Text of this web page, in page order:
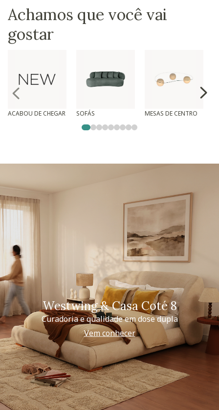
Achamos que você vai
gostar
ACABOU DE CHEGAR SOFÁS MESAS DE CENTRO
Westwing & Casa Coté 8
Curadoria e qualidade em dose dupla
Vem conhecer